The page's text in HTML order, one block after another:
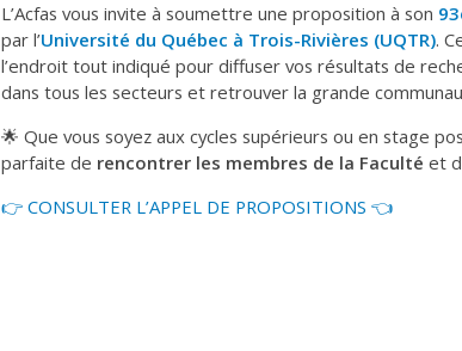
L’Acfas vous invite à soumettre une proposition à son
par l’Université du Québec à Trois-Rivières (UQTR).
l’endroit tout indiqué pour diffuser vos résultats de
dans tous les secteurs et retrouver la grande
🌟 Que vous soyez aux cycles supérieurs ou en stage
parfaite de rencontrer les membres de la Faculté et
👉 CONSULTER L’APPEL DE PROPOSITIONS 👈